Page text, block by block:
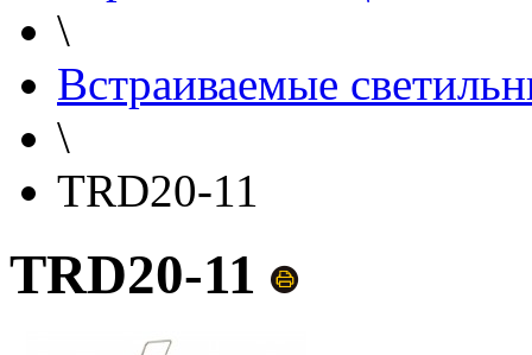
\
Встраиваемые
\
TRD20-11
TRD20-11